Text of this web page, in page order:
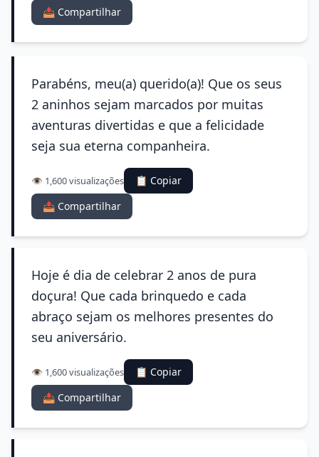
📤 Compartilhar
Parabéns, meu(a) querido(a)! Que os seus
2 aninhos sejam marcados por muitas
aventuras divertidas e que a felicidade
seja sua eterna companheira.
👁️ 1,600 visualizações
📋 Copiar
📤 Compartilhar
Hoje é dia de celebrar 2 anos de pura
doçura! Que cada brinquedo e cada
abraço sejam os melhores presentes do
seu aniversário.
👁️ 1,600 visualizações
📋 Copiar
📤 Compartilhar